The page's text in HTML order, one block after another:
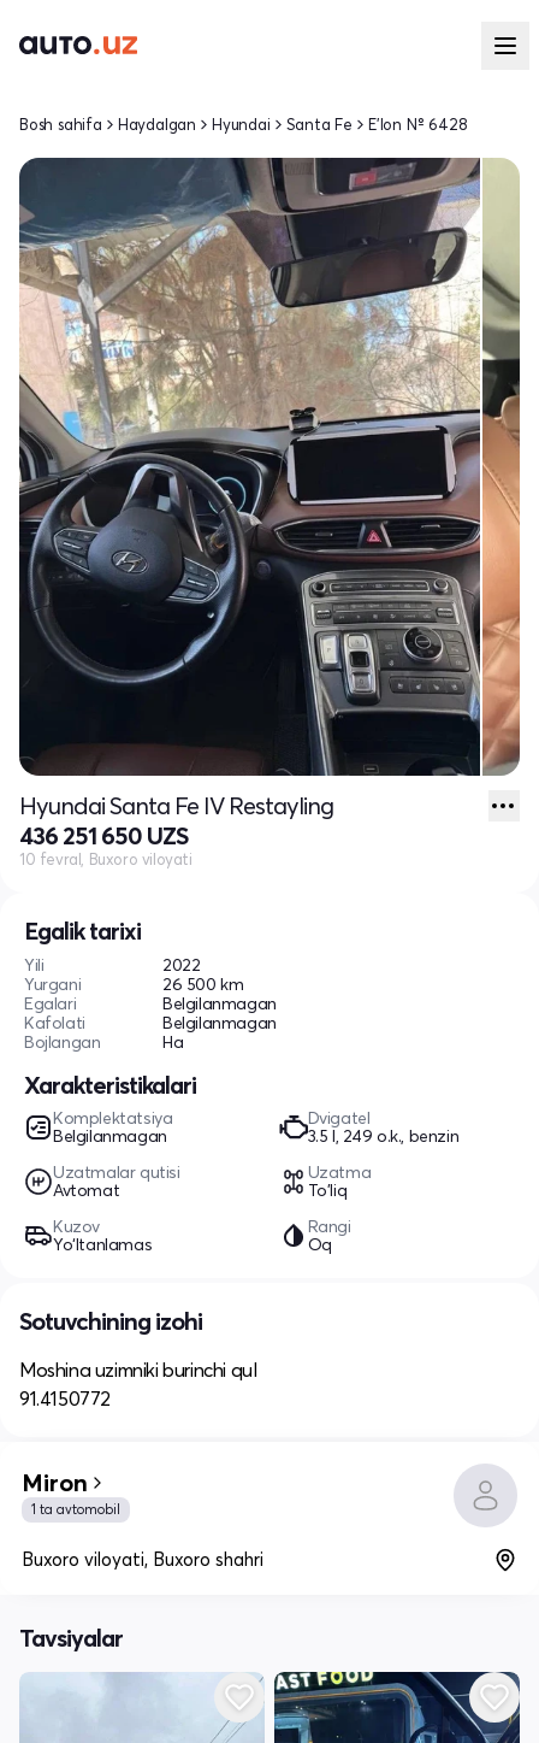
Egalik tarixi
Yili
2022
Yurgani
26 500 km
Egalari
Belgilanmagan
Kafolati
Belgilanmagan
Bojlangan
Ha
Xarakteristikalari
Komplektatsiya
Belgilanmagan
Dvigatel
3.5 l, 249 o.k., benzin
Uzatmalar qutisi
Avtomat
Uzatma
To'liq
Kuzov
Yo‘ltanlamas
Rangi
Oq
Bosh sahifa Haydalgan Hyundai Santa Fe E'lon № 6428
Hyundai Santa Fe IV Restayling
436 251 650 UZS
10 fevral, Buxoro viloyati
Sotuvchining izohi
Moshina uzimniki burinchi qul
91.4150772
Miron
1 ta avtomobil
Buxoro viloyati, Buxoro shahri
Tavsiyalar